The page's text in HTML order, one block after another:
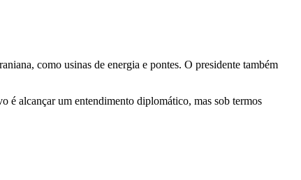
como usinas de energia e pontes. O presidente também
é alcançar um entendimento diplomático, mas sob termos